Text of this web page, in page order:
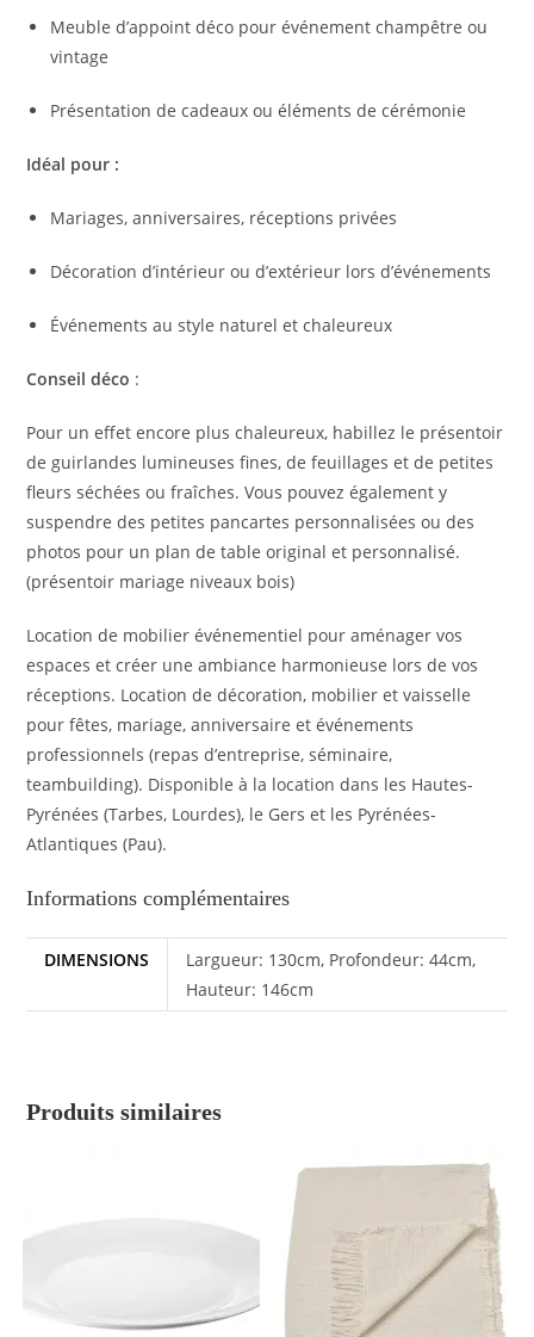
Meuble d’appoint déco pour événement champêtre ou
vintage
Présentation de cadeaux ou éléments de cérémonie
Idéal pour :
Mariages, anniversaires, réceptions privées
Décoration d’intérieur ou d’extérieur lors d’événements
Événements au style naturel et chaleureux
Conseil déco :
Pour un effet encore plus chaleureux, habillez le présentoir
de guirlandes lumineuses fines, de feuillages et de petites
fleurs séchées ou fraîches. Vous pouvez également y
suspendre des petites pancartes personnalisées ou des
photos pour un plan de table original et personnalisé.
(présentoir mariage niveaux bois)
Location de mobilier événementiel pour aménager vos
espaces et créer une ambiance harmonieuse lors de vos
réceptions. Location de décoration, mobilier et vaisselle
pour fêtes, mariage, anniversaire et événements
professionnels (repas d’entreprise, séminaire,
teambuilding). Disponible à la location dans les Hautes-
Pyrénées (Tarbes, Lourdes), le Gers et les Pyrénées-
Atlantiques (Pau).
Informations complémentaires
DIMENSIONS
Largueur: 130cm, Profondeur: 44cm,
Hauteur: 146cm
Produits similaires